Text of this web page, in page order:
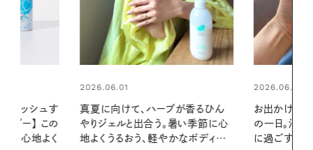
が香るひん
い季節に心
なボディケ
2026.06.01
お出かけ前のひと手間で変わる、夏
の一日。汗ばむ季節を「ごきげん」
に過ごす私の新習慣
2026.07.21